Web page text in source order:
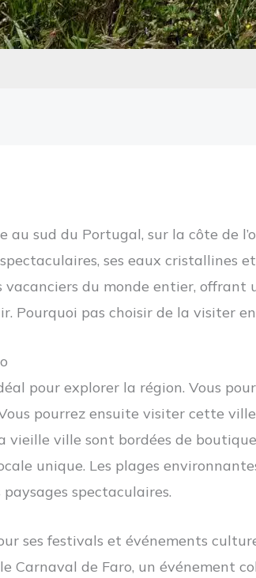
au sud du Portugal, sur la côte de
ses eaux cristallines
du monde entier, offrant
Pourquoi pas choisir de la visiter
pour explorer la région. Vous
pourrez ensuite visiter cette
vieille ville sont bordées de
unique. Les plages
spectaculaires.
ses festivals et événements
Carnaval de Faro, un événement